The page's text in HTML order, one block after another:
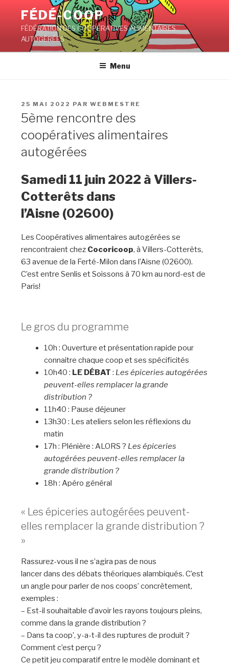
contenu
principal
FÉDÉ-COOP
FÉDÉRATION DES COOPÉRATIVES ALIMENTAIRES
AUTOGÉRÉES
Menu
PUBLIÉ
LE
25 MAI 2022 PARWEBMESTRE
5ème rencontre des
coopératives alimentaires
autogérées
Samedi 11 juin 2022 à Villers-
Cotterêts dans
l’Aisne (02600)
Les Coopératives alimentaires autogérées se
rencontraient chez Cocoricoop, à Villers-Cotterêts,
63 avenue de la Ferté-Milon dans l’Aisne (02600).
C’est entre Senlis et Soissons à 70 km au nord-est de
Paris!
Le gros du programme
10h : Ouverture et présentation rapide pour
connaitre chaque coop et ses spécificités
10h40 : LE DÉBAT : Les épiceries autogérées
peuvent-elles remplacer la grande
distribution ?
11h40 : Pause déjeuner
13h30 : Les ateliers selon les réflexions du
matin
17h : Plénière : ALORS ? Les épiceries
autogérées peuvent-elles remplacer la
grande distribution ?
18h : Apéro général
« Les épiceries autogérées peuvent-
elles remplacer la grande distribution ?
»
Rassurez-vous il ne s’agira pas de nous
lancer dans des débats théoriques alambiqués. C’est
un angle pour parler de nos coops’ concrètement,
exemples :
– Est-il souhaitable d’avoir les rayons toujours pleins,
comme dans la grande distribution ?
– Dans ta coop’, y-a-t-il des ruptures de produit ?
Comment c’est perçu ?
Ce petit jeu comparatif entre le modèle dominant et